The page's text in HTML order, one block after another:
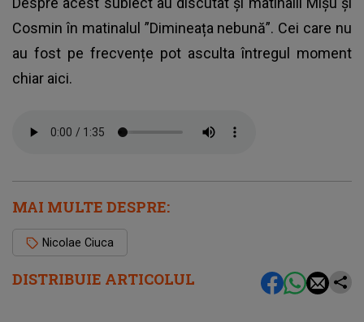
DISTRIBUIE ARTICOLUL
Cosmin în matinalul ”Dimineața nebună”. Cei care nu
au fost pe frecvențe pot asculta întregul moment
chiar aici.
MAI MULTE DESPRE:
Nicolae Ciuca